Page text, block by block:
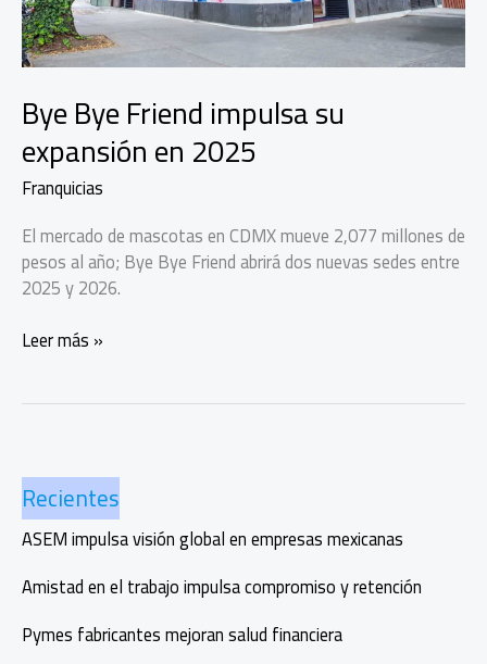
Bye Bye Friend impulsa su
expansión en 2025
Franquicias
El mercado de mascotas en CDMX mueve 2,077 millones de
pesos al año; Bye Bye Friend abrirá dos nuevas sedes entre
2025 y 2026.
Bye
expansión
en
2025
Leer más »
Recientes
ASEM impulsa visión global en empresas mexicanas
Amistad en el trabajo impulsa compromiso y retención
Pymes fabricantes mejoran salud financiera